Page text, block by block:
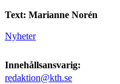
Text: Marianne Norén
Nyheter
Innehållsansvarig:
redaktion@kth.se